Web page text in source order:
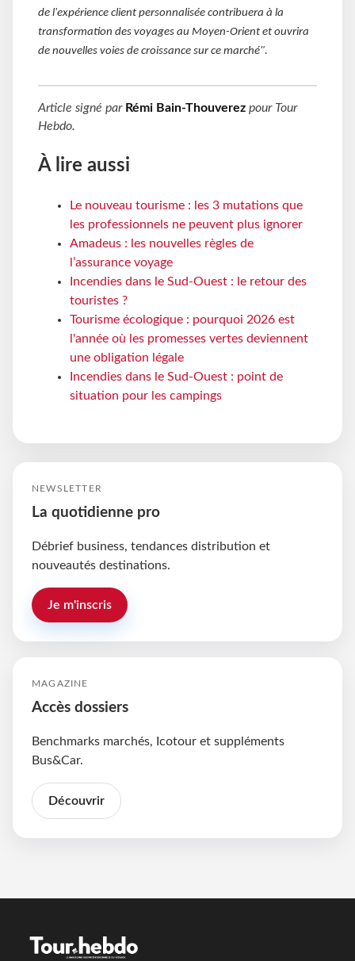
de l'expérience client personnalisée contribuera à la
transformation des voyages au Moyen-Orient et ouvrira
de nouvelles voies de croissance sur ce marché".
Article signé par Rémi Bain-Thouverez pour Tour
Hebdo.
À lire aussi
Le nouveau tourisme : les 3 mutations que
les professionnels ne peuvent plus ignorer
Amadeus : les nouvelles règles de
l’assurance voyage
Incendies dans le Sud-Ouest : le retour des
touristes ?
Tourisme écologique : pourquoi 2026 est
l'année où les promesses vertes deviennent
une obligation légale
Incendies dans le Sud-Ouest : point de
situation pour les campings
NEWSLETTER
La quotidienne pro
Débrief business, tendances distribution et
nouveautés destinations.
Je m'inscris
MAGAZINE
Accès dossiers
Benchmarks marchés, Icotour et suppléments
Bus&Car.
Découvrir